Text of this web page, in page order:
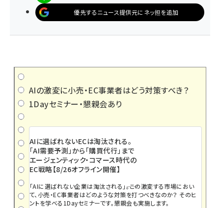
優先するニュース提供元にネッ担を追加
AIの激変に小売・EC事業者はどう対策すべき？
1Dayセミナー・懇親会あり
AIに選ばれないECは淘汰される。
「AI需要予測」から「購買代行」まで
エージェンティック・コマース時代の
EC戦略【8/26オフライン開催】
「AIに選ばれない企業は淘汰される」――。この激変する市場におい
て、小売・EC事業者はどのような対策を打つべきなのか？ そのヒ
ントを学べる1Dayセミナーです。懇親会も実施します。